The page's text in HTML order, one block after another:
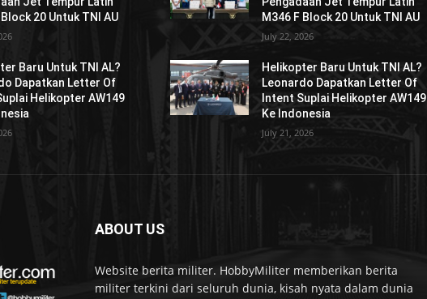
Block 20 Untuk TNI AU
Baru Untuk TNI AL?
Dapatkan Letter Of
Helikopter AW149
M346 F Block 20 Untuk TNI AU
July 22, 2026
Helikopter Baru Untuk TNI AL?
Leonardo Dapatkan Letter Of
Intent Suplai Helikopter AW149
Ke Indonesia
July 21, 2026
ABOUT US
Website berita militer. HobbyMiliter memberikan berita
militer terkini dari seluruh dunia, kisah nyata dalam dunia